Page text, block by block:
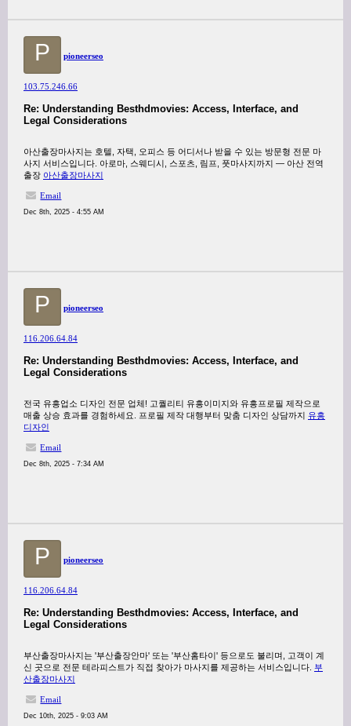
P pioneerseo
103.75.246.66
Re: Understanding Besthdmovies: Access, Interface, and
Legal Considerations
아산출장마사지는 호텔, 자택, 오피스 등 어디서나 받을 수 있는 방문형 전문 마
사지 서비스입니다. 아로마, 스웨디시, 스포츠, 림프, 풋마사지까지 — 아산 전역
출장 아산출장마사지
Email
Dec 8th, 2025 - 4:55 AM
P pioneerseo
116.206.64.84
Re: Understanding Besthdmovies: Access, Interface, and
Legal Considerations
전국 유흥업소 디자인 전문 업체! 고퀄리티 유흥이미지와 유흥프로필 제작으로
매출 상승 효과를 경험하세요. 프로필 제작 대행부터 맞춤 디자인 상담까지 유흥
디자인
Email
Dec 8th, 2025 - 7:34 AM
P pioneerseo
116.206.64.84
Re: Understanding Besthdmovies: Access, Interface, and
Legal Considerations
부산출장마사지는 '부산출장안마' 또는 '부산홈타이' 등으로도 불리며, 고객이 계
신 곳으로 전문 테라피스트가 직접 찾아가 마사지를 제공하는 서비스입니다. 부
산출장마사지
Email
Dec 10th, 2025 - 9:03 AM